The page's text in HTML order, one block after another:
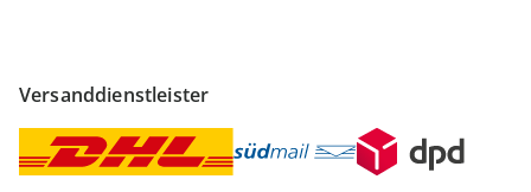
Versanddienstleister